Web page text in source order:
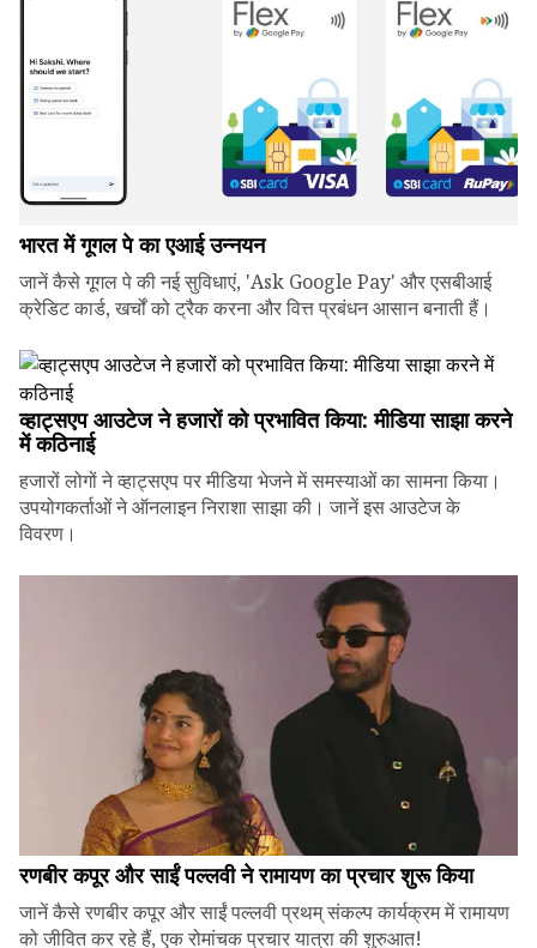
भारत में गूगल पे का एआई उन्नयन
जानें कैसे गूगल पे की नई सुविधाएं, 'Ask Google Pay' और एसबीआई
क्रेडिट कार्ड, खर्चों को ट्रैक करना और वित्त प्रबंधन आसान बनाती हैं।
व्हाट्सएप आउटेज ने हजारों को प्रभावित किया: मीडिया साझा करने
में कठिनाई
हजारों लोगों ने व्हाट्सएप पर मीडिया भेजने में समस्याओं का सामना किया।
उपयोगकर्ताओं ने ऑनलाइन निराशा साझा की। जानें इस आउटेज के
विवरण।
रणबीर कपूर और साईं पल्लवी ने रामायण का प्रचार शुरू किया
जानें कैसे रणबीर कपूर और साईं पल्लवी प्रथम् संकल्प कार्यक्रम में रामायण
को जीवित कर रहे हैं, एक रोमांचक प्रचार यात्रा की शुरुआत!